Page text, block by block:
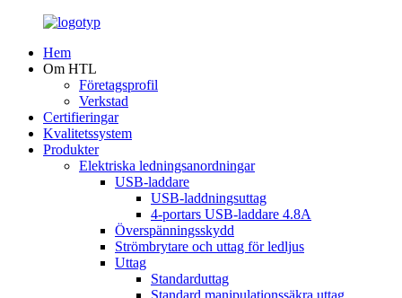
Hem
Om HTL
Företagsprofil
Verkstad
Certifieringar
Kvalitetssystem
Produkter
Elektriska ledningsanordningar
USB-laddare
USB-laddningsuttag
4-portars USB-laddare 4.8A
Överspänningsskydd
Strömbrytare och uttag för ledljus
Uttag
Standarduttag
Standard manipulationssäkra uttag